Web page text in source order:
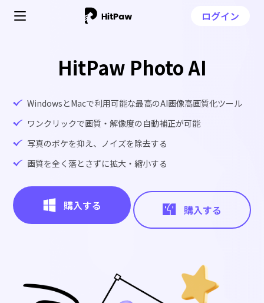
ログイン
HitPaw Photo AI
WindowsとMacで利用可能な最高のAI画像高画質化ツール
ワンクリックで画質・解像度の自動補正が可能
写真のボケを抑え、ノイズを除去する
画質を全く落とさずに拡大・縮小する
購入する 購入する